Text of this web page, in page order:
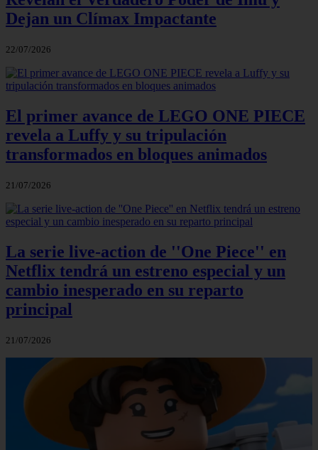
Dejan un Clímax Impactante
22/07/2026
El primer avance de LEGO ONE PIECE
revela a Luffy y su tripulación
transformados en bloques animados
21/07/2026
La serie live-action de ''One Piece'' en
Netflix tendrá un estreno especial y un
cambio inesperado en su reparto
principal
21/07/2026